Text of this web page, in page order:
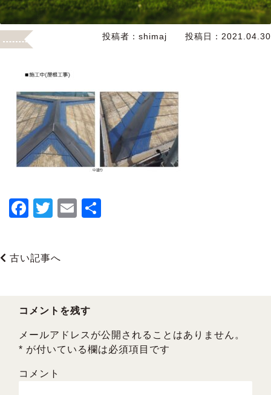
投稿者： shimaj 投稿日： 2021.04.30
F
e
o
k
T
er
E
古い記事へ
コメントを残す
メールアドレスが公開されることはありません。
* が付いている欄は必須項目です
コメント